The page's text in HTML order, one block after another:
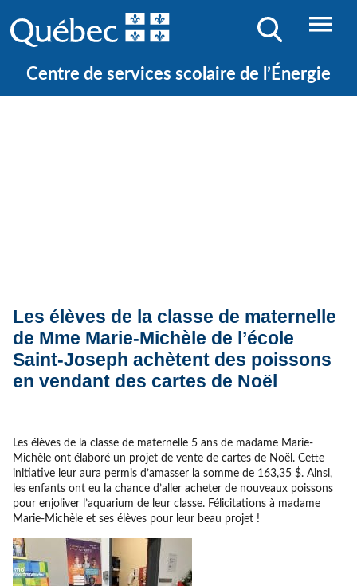
Centre de services scolaire de l’Énergie
Les élèves de la classe de maternelle
de Mme Marie-Michèle de l’école
Saint-Joseph achètent des poissons
en vendant des cartes de Noël
Les élèves de la classe de maternelle 5 ans de madame Marie-
Michèle ont élaboré un projet de vente de cartes de Noël. Cette
initiative leur aura permis d’amasser la somme de 163,35 $. Ainsi,
les enfants ont eu la chance d’aller acheter de nouveaux poissons
pour enjoliver l’aquarium de leur classe. Félicitations à madame
Marie-Michèle et ses élèves pour leur beau projet !